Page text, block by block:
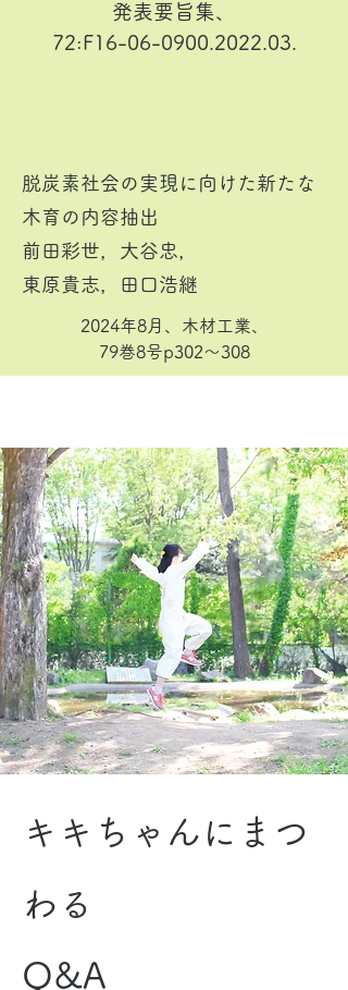
発表要旨集、
72:F16-06-0900.2022.03.
脱炭素社会の実現に向けた新たな
木育の内容抽出
前田彩世，大谷忠，
東原貴志，田口浩継
2024年8月、木材工業、
79巻8号p302〜308
キキちゃんにまつ
わる
Q&A